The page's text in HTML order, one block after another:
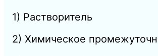
1) Растворитель
2) Химическое